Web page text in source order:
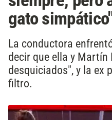
gato
La conductora
decir que ella y Martín
desquiciados", y la ex
filtro.